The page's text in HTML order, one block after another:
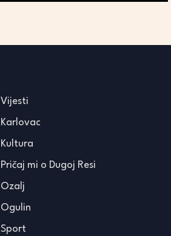
Vijesti
Karlovac
Kultura
Pričaj mi o Dugoj Resi
Ozalj
Ogulin
Sport